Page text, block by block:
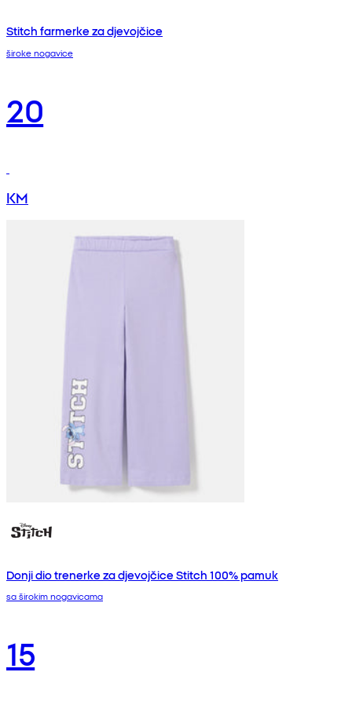
Stitch farmerke za djevojčice
široke nogavice
20
KM
Donji dio trenerke za djevojčice Stitch 100% pamuk
sa širokim nogavicama
15